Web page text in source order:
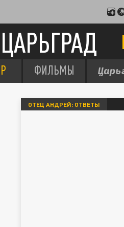
ЦАРЬГРАД
ФИЛЬМЫ
ОТЕЦ АНДРЕЙ: ОТВЕТЫ